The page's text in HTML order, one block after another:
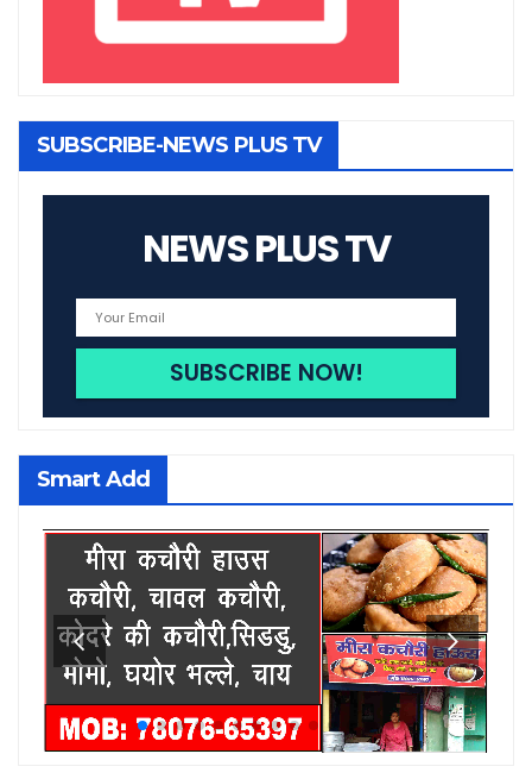
SUBSCRIBE-NEWS PLUS TV
NEWS PLUS TV
Smart Add